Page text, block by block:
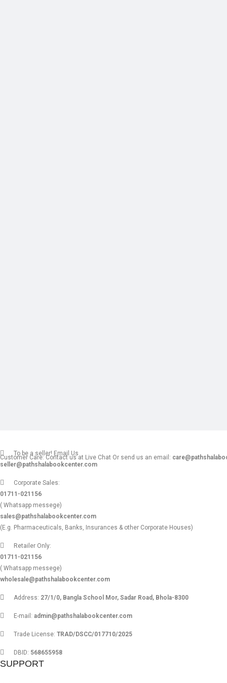
Customer Care: Contact us at Live Chat Or send us an email:
To be a seller! Email Us
seller@pathshalabookcenter.com
Corporate Sales:
01711-021156
( Whatsapp messege)
sales@pathshalabookcenter.com
(E.g. Pharmaceuticals, Banks, Insurances & other Corporate Houses)
Retailer Only:
01711-021156
( Whatsapp messege)
wholesale@pathshalabookcenter.com
Address: 27/1/0, Bangla School Mor, Sadar Road, Bhola-8300
E-mail: admin@pathshalabookcenter.com
Trade License: TRAD/DSCC/017710/2025
DBID: 568655958
SUPPORT